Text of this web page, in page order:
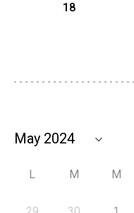
18
L M M